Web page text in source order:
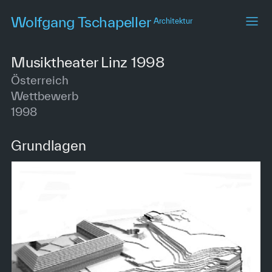
content
Wolfgang TschapellerArchitektur
Musiktheater Linz 1998
Österreich
Wettbewerb
1998
Grundlagen